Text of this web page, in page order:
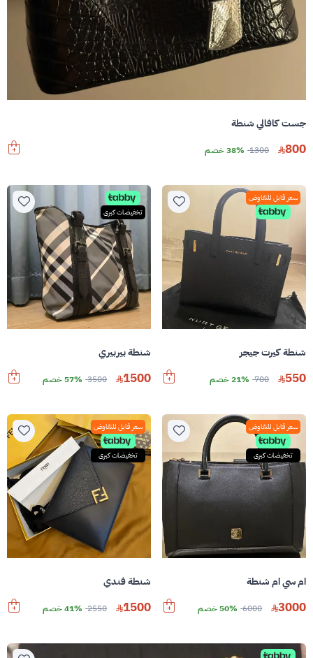
جست كافالي شنطة
800
1300 38% خصم
سعر قابل للتفاوض
شنطة كيرت جيجر
550
700 21% خصم
تخفيضات كبرى
شنطة بيربيري
1500
3500 57% خصم
سعر قابل للتفاوض
تخفيضات كبرى
ام سي ام شنطة
3000
6000 50% خصم
سعر قابل للتفاوض
تخفيضات كبرى
شنطة فندي
1500
2550 41% خصم